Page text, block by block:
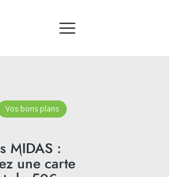
Vos bons plans
MIDAS :
une carte